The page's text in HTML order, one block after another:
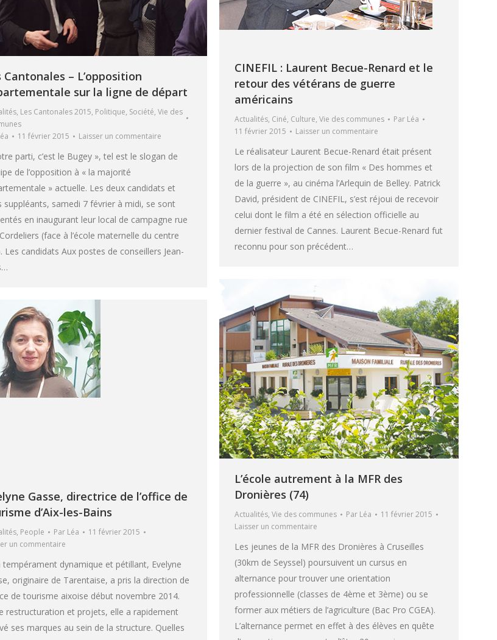
Cantonales – L’opposition
sur la ligne de départ
, Les Cantonales 2015, Politique, Société, Vie des
11 février 2015 Laisser un commentaire
parti, c’est le Bugey », tel est le slogan de
de l’opposition à « la majorité
» actuelle. Les deux candidats et
suppléants, samedi 7 février à midi, se sont
en inaugurant leur local de campagne rue
(face à l’école maternelle du centre
Les candidats Aux postes de conseillers Jean-
CINEFIL : Laurent Becue-Renard et le
retour des vétérans de guerre
américains
Actualités, Ciné, Culture, Vie des communes Par Léa
11 février 2015
Laisser un commentaire
Le réalisateur Laurent Becue-Renard était présent
lors de la projection de son film « Des hommes et
de la guerre », au cinéma l’Arlequin de Belley. Patrick
David, président de CINEFIL, s’est réjoui de recevoir
celui dont le film a été en sélection officielle au
dernier festival de Cannes. Laurent Becue-Renard fut
reconnu pour son précédent…
L’école autrement à la MFR des
Dronières (74)
Actualités, Vie des communes Par Léa
11 février 2015
Laisser un commentaire
Les jeunes de la MFR des Dronières à Cruseilles
(30km de Seyssel) poursuivent un cursus en
alternance pour trouver une orientation
professionnelle (classes de 4ème et 3ème) ou se
former aux métiers de l’agriculture (Bac Pro CGEA).
L’alternance permet en effet à des élèves en quête
Gasse, directrice de l’office de
d’Aix-les-Bains
, People Par Léa
11 février 2015
un commentaire
tempérament dynamique et pétillant, Evelyne
originaire de Tarentaise, a pris la direction de
de tourisme aixoise début novembre 2014.
restructuration et projets, elle a rapidement
ses marques au sein de la structure. Quelles